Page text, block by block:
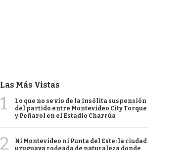
Las Más Vistas
1
Lo que no se vio de la insólita suspensión
del partido entre Montevideo City Torque
y Peñarol en el Estadio Charrúa
2
Ni Montevideo ni Punta del Este: la ciudad
uruguaya rodeada de naturaleza donde